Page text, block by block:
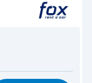
7,8
7,7